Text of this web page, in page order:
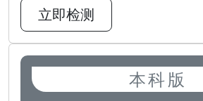
立即检测
本科版